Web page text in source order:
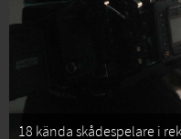
18 kända skådespelare i